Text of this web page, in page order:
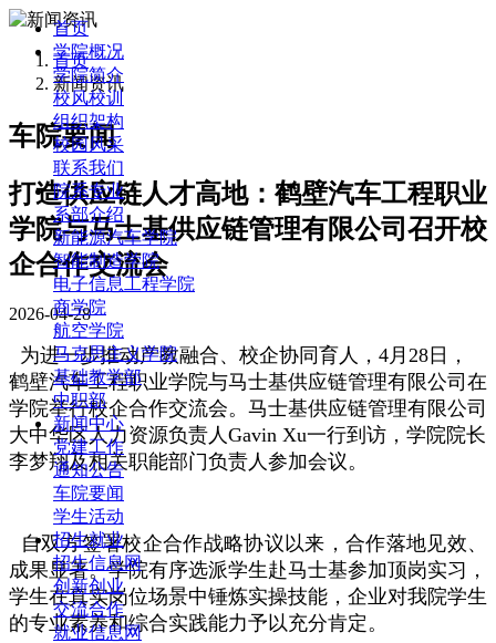
首页
学院概况
学院简介
校风校训
组织架构
校园风采
联系我们
院系专业
系部介绍
新能源汽车学院
智能制造学院
电子信息工程学院
商学院
航空学院
马克思主义学院
基础教学部
中职部
新闻中心
党建工作
通知公告
车院要闻
学生活动
招生就业
招生信息网
创新创业
交流合作
就业信息网
首页
新闻资讯
车院要闻
打造供应链人才高地：鹤壁汽车工程职业
学院与马士基供应链管理有限公司召开校
企合作交流会
2026-04-28
为进一步推动产教融合、校企协同育人，4月28日，
鹤壁汽车工程职业学院与马士基供应链管理有限公司在
学院举行校企合作交流会。马士基供应链管理有限公司
大中华区人力资源负责人Gavin Xu一行到访，学院院长
李梦翔及相关职能部门负责人参加会议。
自双方签署校企合作战略协议以来，合作落地见效、
成果显著。学院有序选派学生赴马士基参加顶岗实习，
学生在真实岗位场景中锤炼实操技能，企业对我院学生
的专业素养和综合实践能力予以充分肯定。